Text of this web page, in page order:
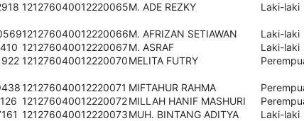
121276040012220065M. ADE REZKY Laki-laki
121276040012220066M. AFRIZAN SETIAWAN Laki-laki
121276040012220067M. ASRAF Laki-laki
121276040012220070MELITA FUTRY
121276040012220071 MIFTAHUR RAHMA
121276040012220072MILLAH HANIF MASHURI
121276040012220073MUH. BINTANG ADITYA
Laki-laki